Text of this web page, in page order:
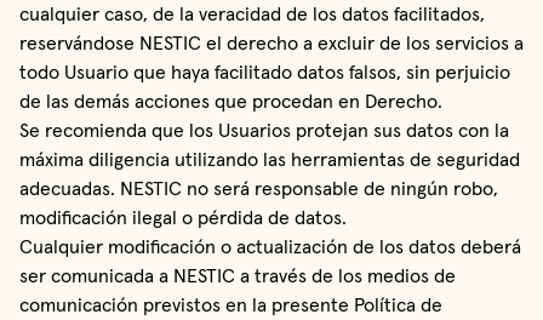
cualquier caso, de la veracidad de los datos facilitados,
reservándose NESTIC el derecho a excluir de los servicios a
todo Usuario que haya facilitado datos falsos, sin perjuicio
de las demás acciones que procedan en Derecho.
Se recomienda que los Usuarios protejan sus datos con la
máxima diligencia utilizando las herramientas de seguridad
adecuadas. NESTIC no será responsable de ningún robo,
modificación ilegal o pérdida de datos.
Cualquier modificación o actualización de los datos deberá
ser comunicada a NESTIC a través de los medios de
comunicación previstos en la presente Política de